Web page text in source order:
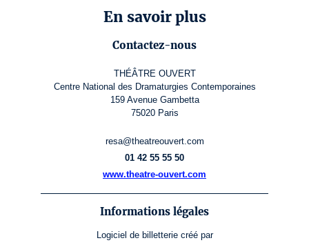
En savoir plus
Contactez-nous
THÉÂTRE OUVERT
Centre National des Dramaturgies Contemporaines
159 Avenue Gambetta
75020 Paris
resa@theatreouvert.com
01 42 55 55 50
www.theatre-ouvert.com
Informations légales
Logiciel de billetterie créé par